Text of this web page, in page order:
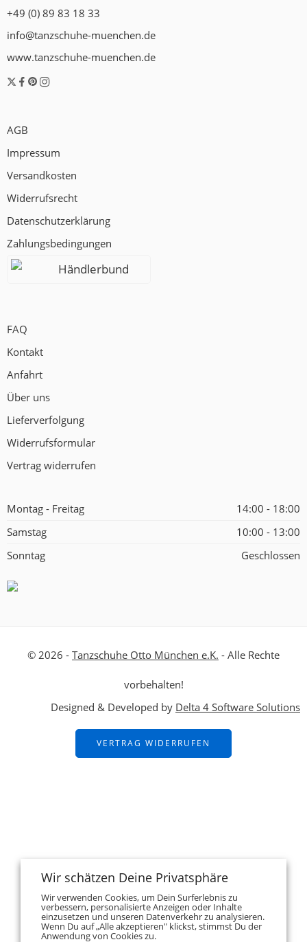
+49 (0) 89 83 18 33
info@tanzschuhe-muenchen.de
www.tanzschuhe-muenchen.de
AGB
Impressum
Versandkosten
Widerrufsrecht
Datenschutzerklärung
Zahlungsbedingungen
Händlerbund
FAQ
Kontakt
Anfahrt
Über uns
Lieferverfolgung
Widerrufsformular
Vertrag widerrufen
Montag - Freitag
14:00 - 18:00
Samstag
10:00 - 13:00
Sonntag
Geschlossen
© 2026 - Tanzschuhe Otto München e.K. - Alle Rechte
vorbehalten!
Designed & Developed by Delta 4 Software Solutions
VERTRAG WIDERRUFEN
Wir schätzen Deine Privatsphäre
Wir verwenden Cookies, um Dein Surferlebnis zu
verbessern, personalisierte Anzeigen oder Inhalte
einzusetzen und unseren Datenverkehr zu analysieren.
Wenn Du auf „Alle akzeptieren" klickst, stimmst Du der
Anwendung von Cookies zu.